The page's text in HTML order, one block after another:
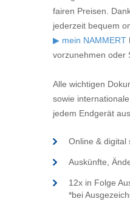
fairen Preisen.
jederzeit bequem
▶ mein NAMMERT
vorzunehmen oder
Alle wichtigen
sowie
jedem Endgerät
Online & digital
Auskünfte,
12x in Folge
*bei